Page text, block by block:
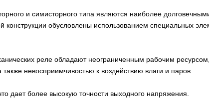
и симисторного типа являются наиболее
обусловлены использованием специальных
реле обладают неограниченным рабочим
невосприимчивостью к воздействию влаги и паров.
дает более высокую точности выходного напряжения.